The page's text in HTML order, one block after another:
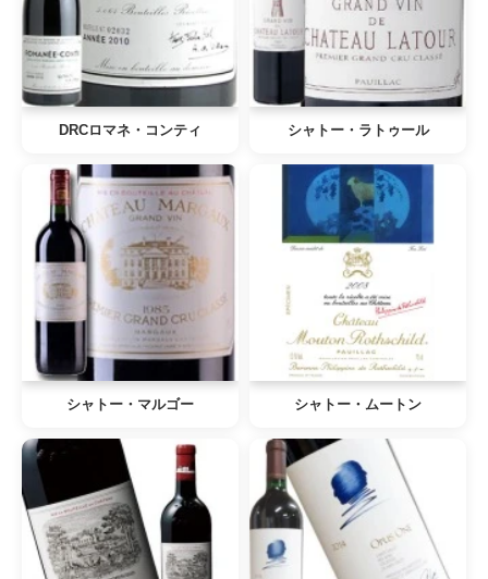
DRCロマネ・コンティ シャトー・ラトゥール
シャトー・マルゴー シャトー・ムートン